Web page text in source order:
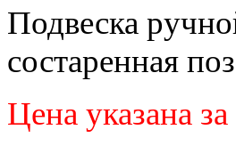
Подвеска
состаренная
Цена указана